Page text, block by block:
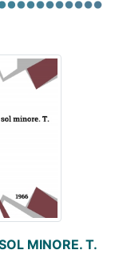
MINORE. T.